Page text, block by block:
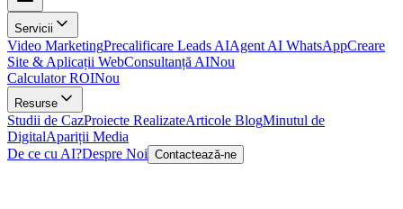
Servicii
Video MarketingPrecalificare Leads AIAgent AI WhatsAppCreare
Site & Aplicații WebConsultanță AINou
Calculator ROINou
Resurse
Studii de CazProiecte RealizateArticole BlogMinutul de
DigitalApariții Media
De ce cu AI?Despre Noi Contactează-ne